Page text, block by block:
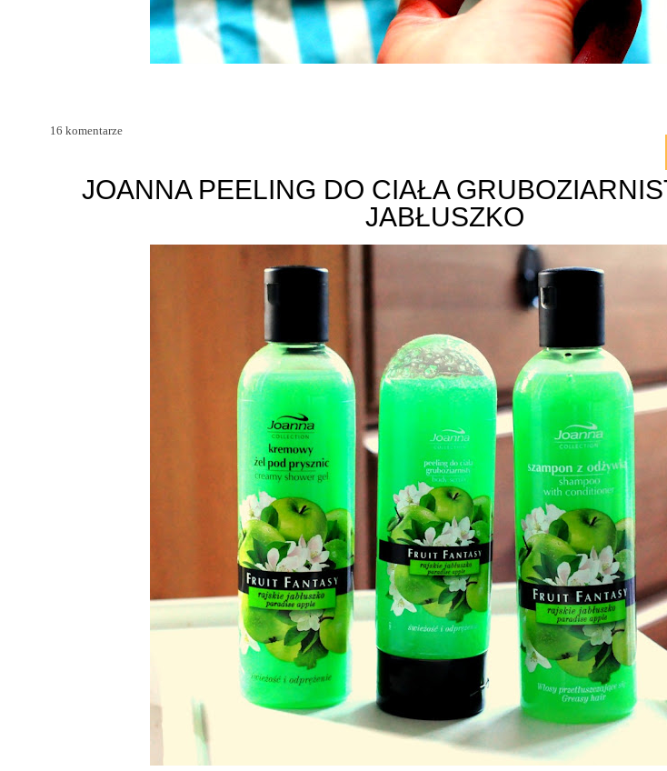
16 komentarze
JOANNA PEELING DO CIAŁA
JABŁUSZKO